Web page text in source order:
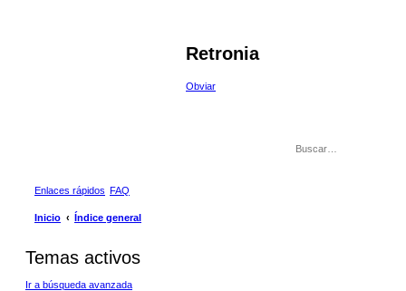
Retronia
Obviar
Enlaces rápidos FAQ
Inicio Índice general
Temas activos
Ir a búsqueda avanzada